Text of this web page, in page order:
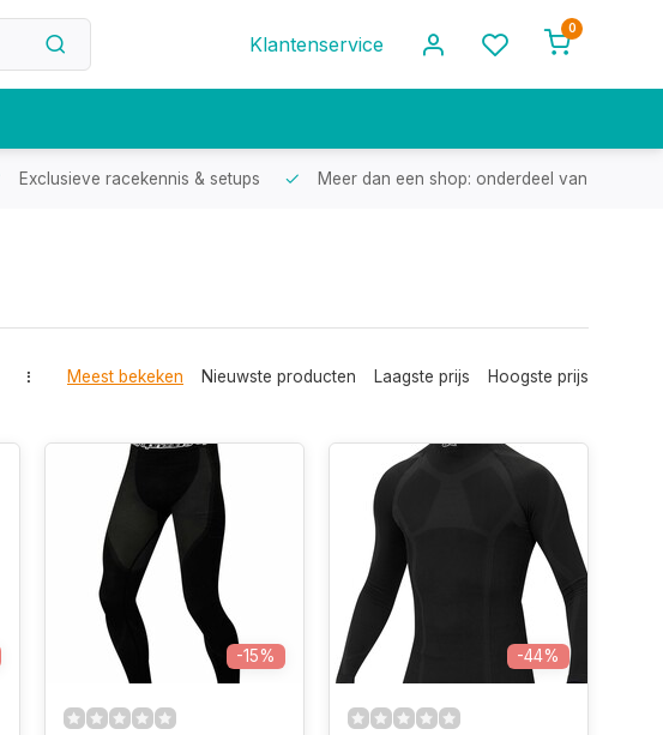
Klantenservice
0
Exclusieve racekennis & setups Meer dan een shop: onderdeel van een
Meest bekeken Nieuwste producten Laagste prijs Hoogste prijs
-15% -44%